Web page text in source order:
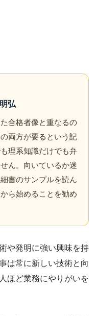
弘
合格者像と重なるの
両方が要るという記
理系知識だけでも弁
ん。向いているか迷
書のサンプルを読ん
ら始めることを勧め
や発明に強い興味を持
は常に新しい技術と向
ほど業務にやりがいを